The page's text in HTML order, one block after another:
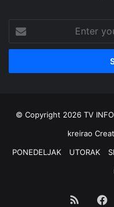
your
Email
© Copyright 2026 TV
kreirao
PONEDELJAK
UTORAK
RSS